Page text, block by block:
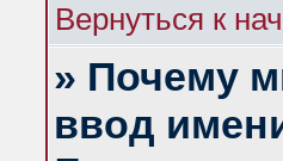
Вернуться к
» Почему
ввод